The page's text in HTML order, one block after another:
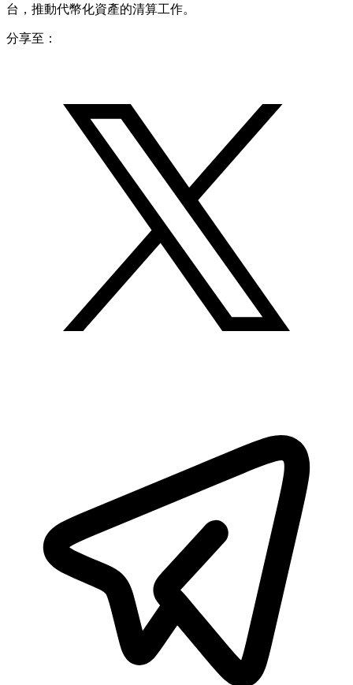
台，推動代幣化資產的清算工作。
分享至：